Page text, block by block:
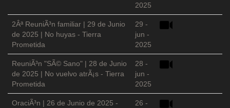
2025
2Âª ReuniÃ³n familiar | 29 de Junio
de 2025 | No huyas - Tierra
Prometida
29 -
jun -
2025
ReuniÃ³n "SÃ© Sano" | 28 de Junio
de 2025 | No vuelvo atrÃ¡s - Tierra
Prometida
28 -
jun -
2025
OraciÃ³n | 26 de Junio de 2025 -
26 -